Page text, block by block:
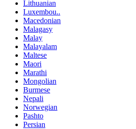
Lithuanian
Luxembou..
Macedonian
Malagasy
Malay
Malayalam
Maltese
Maori
Marathi
Mongolian
Burmese
Nepali
Norwegian
Pashto
Persian